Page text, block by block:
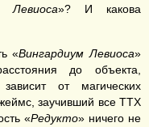
Левиоса»? И какова
«Вингардиум Левиоса»
до объекта,
от магических
заучивший все ТТХ
«Редукто» ничего не